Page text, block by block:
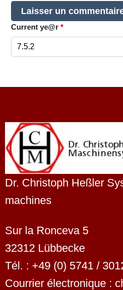
Current ye@r *
Dr. Christoph Heßler
machines
Sur la Ronceva 5
32312 Lübbecke
Tél. : +49 (0) 5741 /
Courrier électronique :